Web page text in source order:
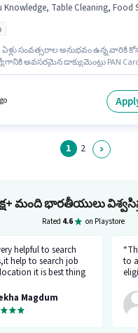
Table Cleaning, Food Servicing, Food Hygiene/ Safety, PAN Card, Bank Account, Aadhar Card, Order Taking,
సంవత్సరాల అనుభవం ఉన్న వారికి
అవసరమైన డాక్యుమెంట్లు PAN
ఆధారపడి ఇప్పించబడతాయి. ఈ ఉద్యోగం
అర్హత పొందేందుకు అభ్యర్థికి
1 2
మంది భారతీయులు
Rated 4.6 on Playstore
helpful to search
help to search job
it is best thing
Magdum
to